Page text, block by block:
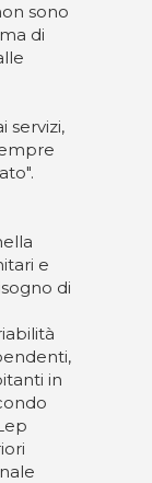
sono
di
servizi,
e
di
in